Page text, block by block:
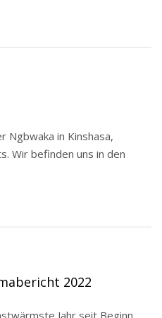
Ngbwaka in Kinshasa,
2022
Jahr seit Beginn